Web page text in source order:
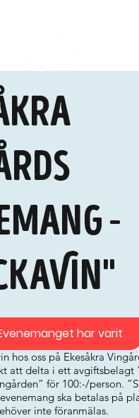
-
hos oss på Ekesåkra
att delta i ett avgiftsbelagt
för 100:-/person.
ska betalas på
inte föranmälas.
har varit